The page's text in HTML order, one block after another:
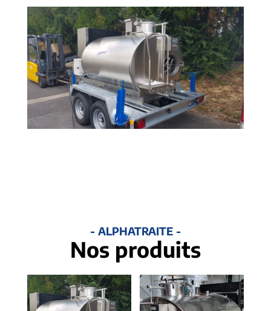
- ALPHATRAITE -
Nos produits